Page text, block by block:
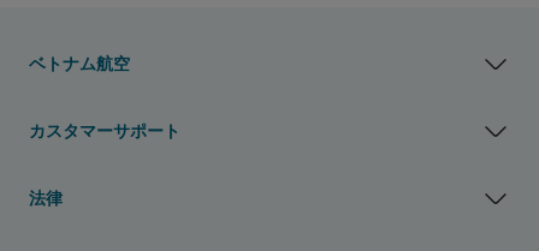
ベトナム航空
カスタマーサポート
法律